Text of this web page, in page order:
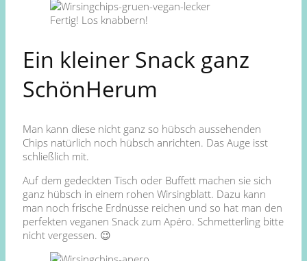
Fertig! Los knabbern!
Ein kleiner Snack ganz
SchönHerum
Man kann diese nicht ganz so hübsch aussehenden
Chips natürlich noch hübsch anrichten. Das Auge isst
schließlich mit.
Auf dem gedeckten Tisch oder Buffett machen sie sich
ganz hübsch in einem rohen Wirsingblatt. Dazu kann
man noch frische Erdnüsse reichen und so hat man den
perfekten veganen Snack zum Apéro. Schmetterling bitte
nicht vergessen. 😉